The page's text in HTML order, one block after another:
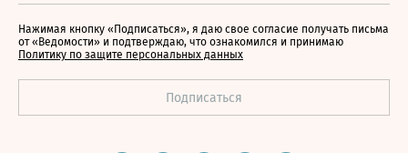
Нажимая кнопку «Подписаться», я даю свое согласие получать письма
от «Ведомости» и подтверждаю, что ознакомился и принимаю
Политику по защите персональных данных